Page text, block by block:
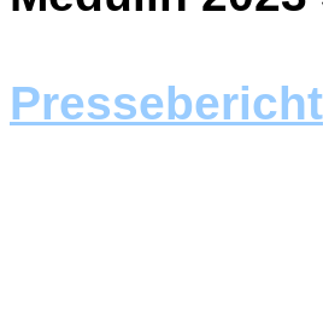
Pressebericht